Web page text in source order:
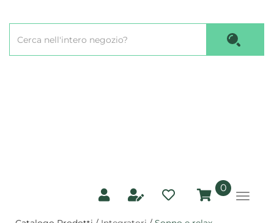
principale
Prodotto
0prodotti
inseriti